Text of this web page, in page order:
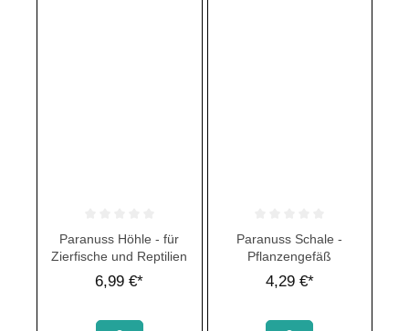
Durchschnittliche Bewertung von 0 von 5 Sternen
Paranuss Höhle - für
Zierfische und Reptilien
6,99 €*
Durchschnittliche Bewertung von
Paranuss Schale -
Pflanzengefäß
4,29 €*